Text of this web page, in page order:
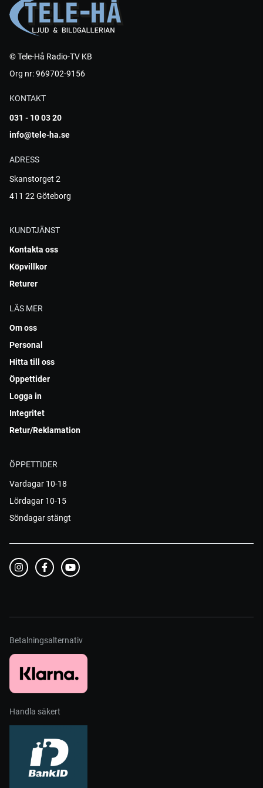
© Tele-Hå Radio-TV KB
Org nr: 969702-9156
KONTAKT
031 - 10 03 20
info@tele-ha.se
ADRESS
Skanstorget 2
411 22 Göteborg
KUNDTJÄNST
Kontakta oss
Köpvillkor
Returer
LÄS MER
Om oss
Personal
Hitta till oss
Öppettider
Logga in
Integritet
Retur/Reklamation
ÖPPETTIDER
Vardagar 10-18
Lördagar 10-15
Söndagar stängt
Betalningsalternativ
Handla säkert